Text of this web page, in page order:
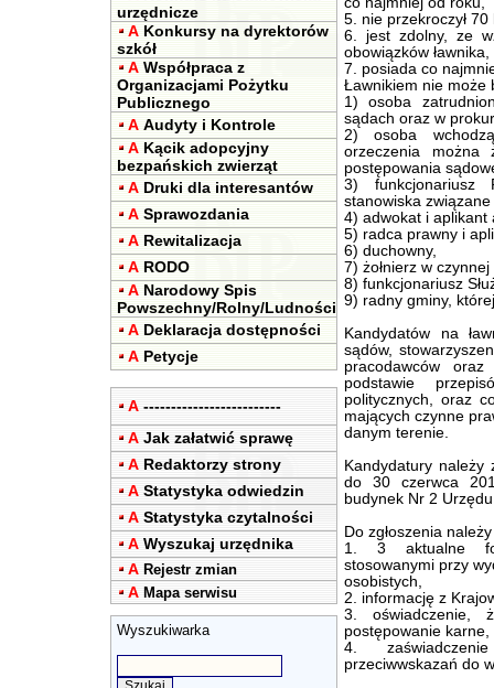
urzędnicze
A Konkursy na dyrektorów
szkół
A Współpraca z
Organizacjami Pożytku
Publicznego
A Audyty i Kontrole
A Kącik adopcyjny
bezpańskich zwierząt
A Druki dla interesantów
A Sprawozdania
A Rewitalizacja
A RODO
A Narodowy Spis
Powszechny/Rolny/Ludności
A Deklaracja dostępności
A Petycje
A -------------------------
A Jak załatwić sprawę
A Redaktorzy strony
A Statystyka odwiedzin
A Statystyka czytalności
A Wyszukaj urzędnika
A Rejestr zmian
A Mapa serwisu
Wyszukiwarka
5. nie przekroczył 70
6. jest zdolny, ze
obowiązków ławnika,
7. posiada co
Ławnikiem nie może
1) osoba
sądach oraz w
2) osoba
orzeczenia można
postępowania
3) funkcjonariusz
stanowiska
4) adwokat i aplikant
5) radca prawny i
6) duchowny,
7) żołnierz w
8) funkcjonariusz
9) radny gminy,
Kandydatów na
sądów,
pracodawców
podstawie
politycznych, oraz
mających czynne
danym terenie.
Kandydatury należy
do 30 czerwca
budynek Nr 2
Do zgłoszenia
1. 3 aktualne
stosowanymi przy
osobistych,
2. informację z
3. oświadczenie,
postępowanie karne,
4.
przeciwwskazań do